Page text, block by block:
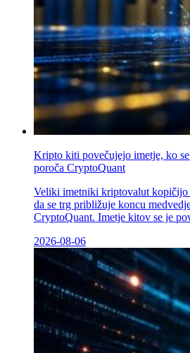
Kripto kiti povečujejo imetje, ko
poroča CryptoQuant
Veliki imetniki kriptovalut kopičijo
da se trg približuje koncu
CryptoQuant. Imetje kitov se je
2026-08-06